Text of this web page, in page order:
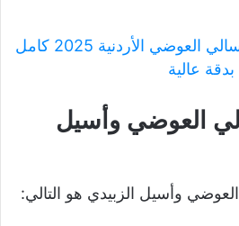
مشاهدة فيديو فضيحة سالي العوضي الأردنية 2025 كامل
بدقة عالية
العوضي وأسيل
وأسيل الزبيدي هو التالي: